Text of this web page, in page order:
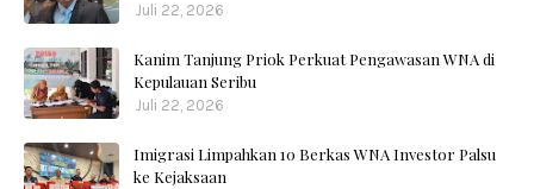
Juli 22, 2026
Kanim Tanjung Priok Perkuat Pengawasan WNA di
Kepulauan Seribu
Juli 22, 2026
Imigrasi Limpahkan 10 Berkas WNA Investor Palsu
ke Kejaksaan